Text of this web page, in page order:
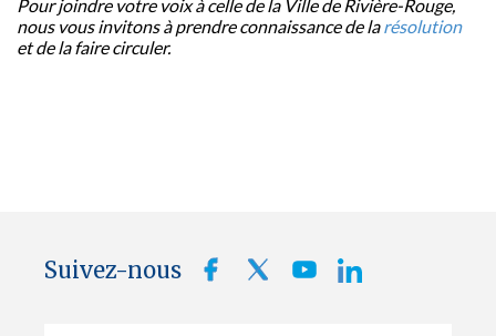
Pour joindre votre voix à celle de la Ville de Rivière-Rouge,
nous vous invitons à prendre connaissance de larésolution
et de la faire circuler.
Suivez-nous